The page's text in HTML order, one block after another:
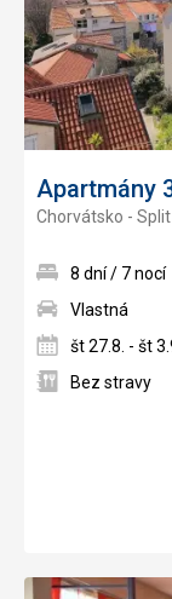
Apartmány
Chorvátsko - Split
8 dní / 7 nocí
Vlastná
št 27.8. - št
Bez stravy